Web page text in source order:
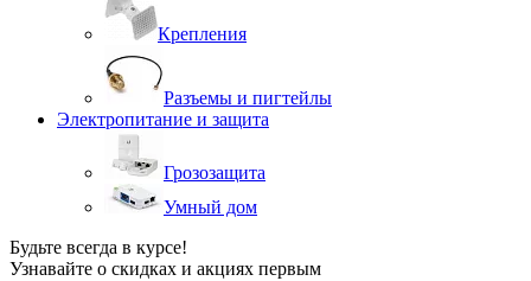
Крепления
Разъемы и пигтейлы
Электропитание и защита
Грозозащита
Умный дом
Будьте всегда в курсе!
Узнавайте о скидках и акциях первым